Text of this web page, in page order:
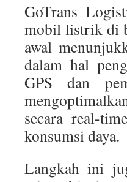
GoTrans
mobil listrik di
awal
dalam hal
GPS dan
secara real-
konsumsi daya.
Langkah ini